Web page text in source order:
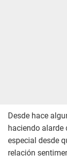
Desde hace
haciendo alarde
especial desde
relación